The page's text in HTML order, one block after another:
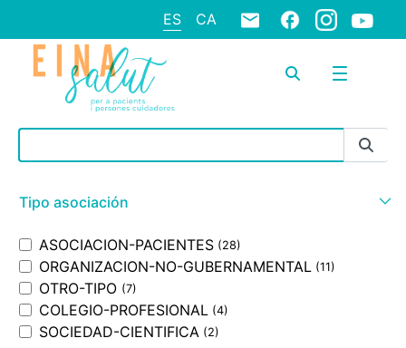
ES CA
Barra de búsqueda
Tipo asociación
ASOCIACION-PACIENTES (28)
ORGANIZACION-NO-GUBERNAMENTAL (11)
OTRO-TIPO (7)
COLEGIO-PROFESIONAL (4)
SOCIEDAD-CIENTIFICA (2)